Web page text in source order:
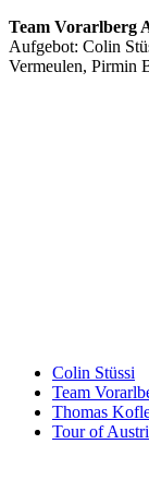
Team Vorarlberg
Aufgebot: Colin
Vermeulen, Pirmin
Colin Stüssi
Team
Thomas
Tour of